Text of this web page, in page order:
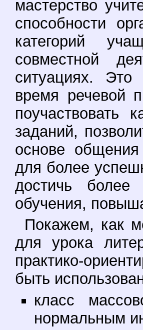
мастерство
способности
категорий
совместной
ситуациях. Это
время речевой
поучаствовать
заданий,
основе общения
для более
достичь более
обучения,
Покажем, как
для урока
практико-
быть
класс
нормальным